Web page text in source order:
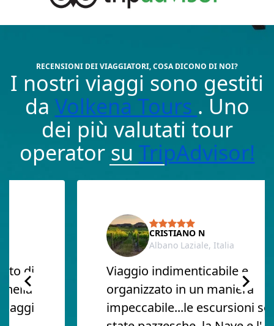
RECENSIONI DEI VIAGGIATORI, COSA DICONO DI NOI?
I nostri viaggi sono gestiti
da Volkena Tours . Uno
dei più valutati tour
operator su TripAdvisor!
di
CRISTIANO N
Albano Laziale, Italia
Viaggio indimenticabile e
organizzato in un maniera
impeccabile...le escursioni sono